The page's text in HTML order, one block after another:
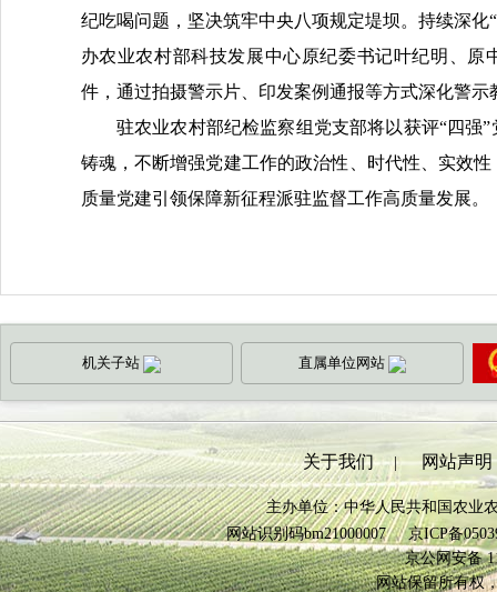
纪吃喝问题，坚决筑牢中央八项规定堤坝。持续深
办农业农村部科技发展中心原纪委书记叶纪明、
件，通过拍摄警示片、印发案例通报等方式深化警
驻农业农村部纪检监察组党支部将以获评“四强
铸魂，不断增强党建工作的政治性、时代性、实效
质量党建引领保障新征程派驻监督工作高质量发展。
机关子站 直属单位网站
关于我们 | 网站声明
主办单位：中华人民共和国农业
网站识别码bm21000007京ICP备
京公网安备
网站保留所有权